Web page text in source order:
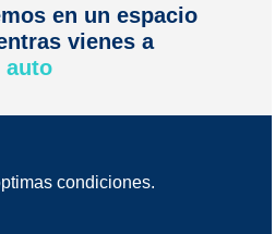
en un espacio
vienes a
auto
condiciones.